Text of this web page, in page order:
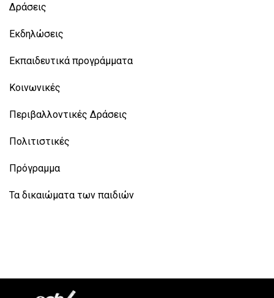
Δράσεις
Εκδηλώσεις
Εκπαιδευτικά προγράμματα
Κοινωνικές
Περιβαλλοντικές Δράσεις
Πολιτιστικές
Πρόγραμμα
Τα δικαιώματα των παιδιών